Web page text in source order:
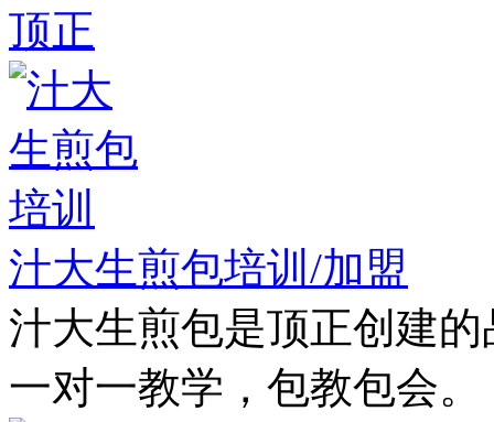
汁大生煎包培训/加盟
汁大生煎包是顶正创建
一对一教学，包教包会。